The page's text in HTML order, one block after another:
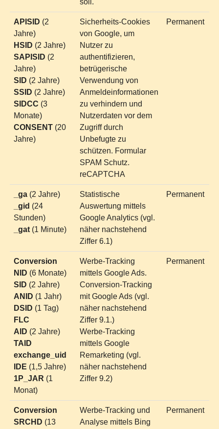
soll.
APISID (2
Jahre)
HSID (2 Jahre)
SAPISID (2
Jahre)
SID (2 Jahre)
SSID (2 Jahre)
SIDCC (3
Monate)
CONSENT (20
Jahre)
Sicherheits-Cookies
von Google, um
Nutzer zu
authentifizieren,
betrügerische
Verwendung von
Anmeldeinformationen
zu verhindern und
Nutzerdaten vor dem
Zugriff durch
Unbefugte zu
schützen. Formular
SPAM Schutz.
reCAPTCHA
Permanent
_ga (2 Jahre)
_gid (24
Stunden)
_gat (1 Minute)
Statistische
Auswertung mittels
Google Analytics (vgl.
näher nachstehend
Ziffer 6.1)
Permanent
Conversion
NID (6 Monate)
SID (2 Jahre)
ANID (1 Jahr)
DSID (1 Tag)
FLC
AID (2 Jahre)
TAID
exchange_uid
IDE (1,5 Jahre)
1P_JAR (1
Monat)
Werbe-Tracking
mittels Google Ads.
Conversion-Tracking
mit Google Ads (vgl.
näher nachstehend
Ziffer 9.1.)
Werbe-Tracking
mittels Google
Remarketing (vgl.
näher nachstehend
Ziffer 9.2)
Permanent
Conversion
SRCHD (13
Werbe-Tracking und
Analyse mittels Bing
Permanent